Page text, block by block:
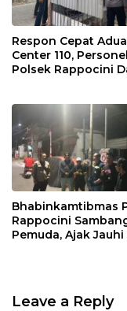
Respon Cepat
Center 110, Personel
Polsek Rappocini
Bhabinkamtibmas
Rappocini
Pemuda, Ajak Jauhi
Leave a Reply